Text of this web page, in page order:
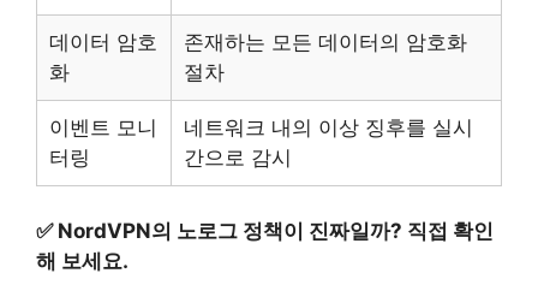
데이터 암호
화
존재하는 모든 데이터의 암호화
절차
이벤트 모니
터링
네트워크 내의 이상 징후를 실시
간으로 감시
✅ NordVPN의 노로그 정책이 진짜일까? 직접 확인
해 보세요.